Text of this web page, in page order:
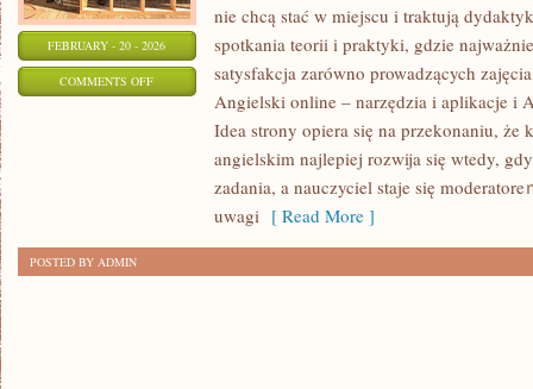
FEBRUARY - 20 - 2026
COMMENTS OFFON
ANGIELSKU
nie chcą stać w miejscu i traktują
spotkania teorii i praktyki, gdzie
satysfakcja zarówno prowadzących
Angielski online – narzędzia i aplikacje i
Idea strony opiera się na przekonaniu, że
angielskim najlepiej rozwija się wtedy,
zadania, a nauczyciel staje się
uwagi [ Read More ]
POSTED BY ADMIN